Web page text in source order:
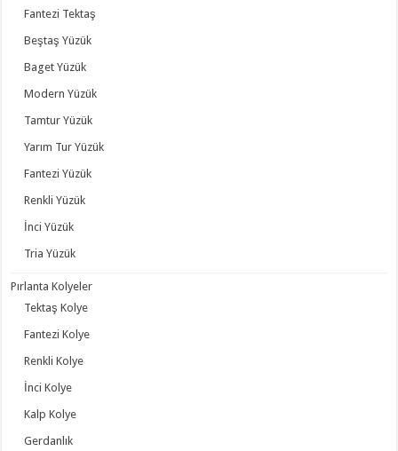
Fantezi Tektaş
Beştaş Yüzük
Baget Yüzük
Modern Yüzük
Tamtur Yüzük
Yarım Tur Yüzük
Fantezi Yüzük
Renkli Yüzük
İnci Yüzük
Tria Yüzük
Pırlanta Kolyeler
Tektaş Kolye
Fantezi Kolye
Renkli Kolye
İnci Kolye
Kalp Kolye
Gerdanlık